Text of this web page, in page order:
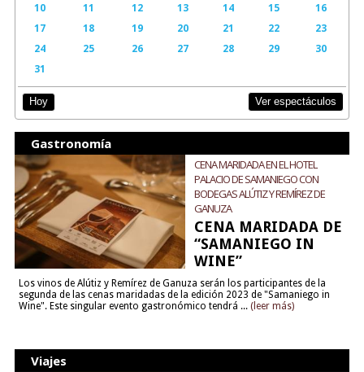
10
11 12 13 14 15
16
17
18 19 20 21 22
23
24
25 26 27 28 29
30
31
Hoy Ver espectáculos
Gastronomía
CENA MARIDADA EN EL HOTEL
PALACIO DE SAMANIEGO CON
BODEGAS ALÚTIZ Y REMÍREZ DE
GANUZA
CENA MARIDADA DE
“SAMANIEGO IN
WINE”
Los vinos de Alútiz y Remírez de Ganuza serán los participantes de la
segunda de las cenas maridadas de la edición 2023 de "Samaniego in
Wine". Este singular evento gastronómico tendrá ... (leer más)
Viajes